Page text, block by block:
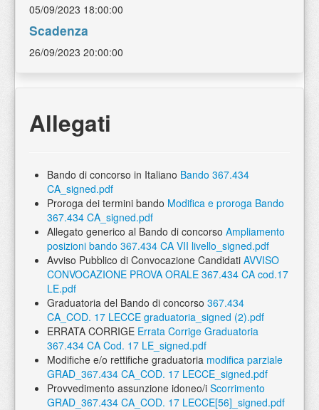
05/09/2023 18:00:00
Scadenza
26/09/2023 20:00:00
Allegati
Bando di concorso in Italiano Bando 367.434
CA_signed.pdf
Proroga dei termini bando Modifica e proroga Bando
367.434 CA_signed.pdf
Allegato generico al Bando di concorso Ampliamento
posizioni bando 367.434 CA VII livello_signed.pdf
Avviso Pubblico di Convocazione Candidati AVVISO
CONVOCAZIONE PROVA ORALE 367.434 CA cod.17
LE.pdf
Graduatoria del Bando di concorso 367.434
CA_COD. 17 LECCE graduatoria_signed (2).pdf
ERRATA CORRIGE Errata Corrige Graduatoria
367.434 CA Cod. 17 LE_signed.pdf
Modifiche e/o rettifiche graduatoria modifica parziale
GRAD_367.434 CA_COD. 17 LECCE_signed.pdf
Provvedimento assunzione idoneo/i Scorrimento
GRAD_367.434 CA_COD. 17 LECCE[56]_signed.pdf